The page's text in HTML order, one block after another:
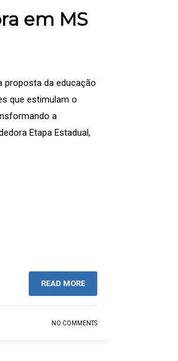
em MS
proposta da educação
que estimulam o
a
Etapa Estadual,
READ MORE
NO COMMENTS